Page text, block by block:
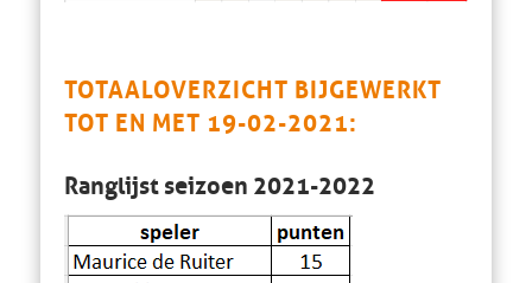
TOTAALOVERZICHT BIJGEWERKT
TOT EN MET 19-02-2021:
Ranglijst seizoen 2021-2022